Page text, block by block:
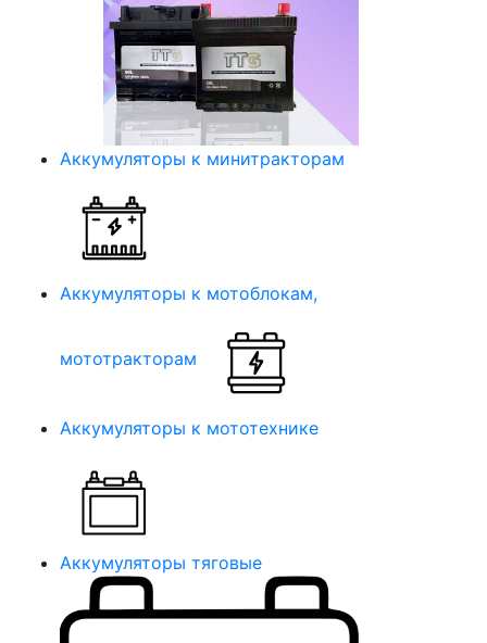
Аккумуляторы к минитракторам
Аккумуляторы к мотоблокам,
мототракторам
Аккумуляторы к мототехнике
Аккумуляторы тяговые